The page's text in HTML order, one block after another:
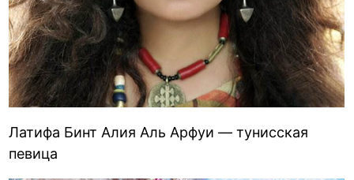
Латифа Бинт Алия Аль Арфуи — тунисская
певица